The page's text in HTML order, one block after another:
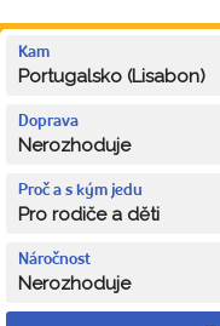
Kam
Portugalsko (Lisabon)
Doprava
Nerozhoduje
Proč a s kým jedu
Pro rodiče a děti
Náročnost
Nerozhoduje